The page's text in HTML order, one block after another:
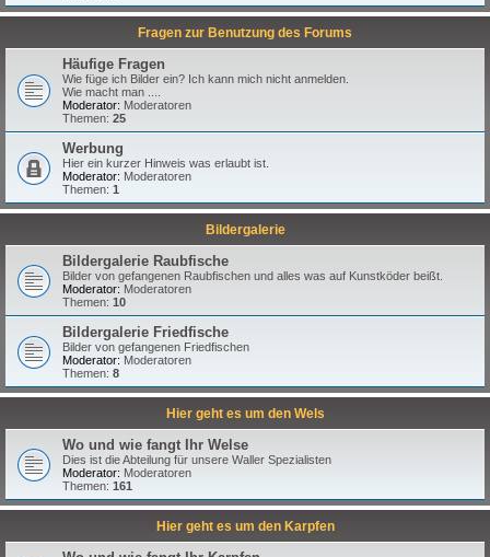
Fragen zur Benutzung des Forums
Häufige Fragen
Wie füge ich Bilder ein? Ich kann mich nicht anmelden.
Wie macht man ....
Moderator: Moderatoren
Themen: 25
Werbung
Hier ein kurzer Hinweis was erlaubt ist.
Moderator: Moderatoren
Themen: 1
Bildergalerie
Bildergalerie Raubfische
Bilder von gefangenen Raubfischen und alles was auf Kunstköder beißt.
Moderator: Moderatoren
Themen: 10
Bildergalerie Friedfische
Bilder von gefangenen Friedfischen
Moderator: Moderatoren
Themen: 8
Hier geht es um den Wels
Wo und wie fangt Ihr Welse
Dies ist die Abteilung für unsere Waller Spezialisten
Moderator: Moderatoren
Themen: 161
Hier geht es um den Karpfen